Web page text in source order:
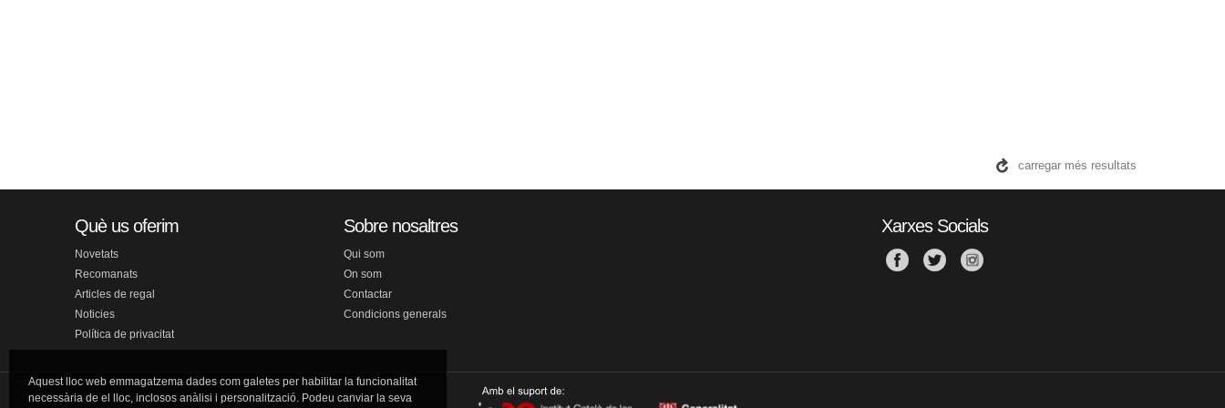
carregar més resultats
Què us oferim
Novetats
Recomanats
Articles de regal
Noticies
Política de privacitat
Sobre nosaltres
Qui som
On som
Contactar
Condicions generals
Xarxes Socials
Aquest lloc web emmagatzema dades com galetes per habilitar la funcionalitat
necessària de el lloc, inclosos anàlisi i personalització. Podeu canviar la seva